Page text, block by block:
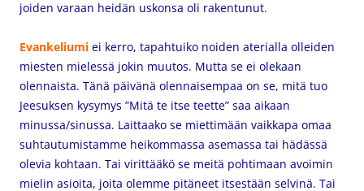
joiden varaan heidän uskonsa oli rakentunut.
Evankeliumi ei kerro, tapahtuiko noiden aterialla olleiden
miesten mielessä jokin muutos. Mutta se ei olekaan
olennaista. Tänä päivänä olennaisempaa on se, mitä tuo
Jeesuksen kysymys ”Mitä te itse teette” saa aikaan
minussa/sinussa. Laittaako se miettimään vaikkapa omaa
suhtautumistamme heikommassa asemassa tai hädässä
olevia kohtaan. Tai virittääkö se meitä pohtimaan avoimin
mielin asioita, joita olemme pitäneet itsestään selvinä. Tai